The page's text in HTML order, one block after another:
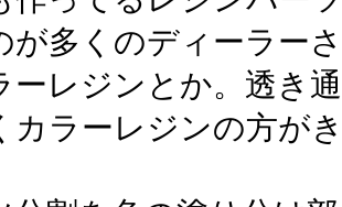
が多くのディーラー
ーレジンとか。透き
カラーレジンの方が